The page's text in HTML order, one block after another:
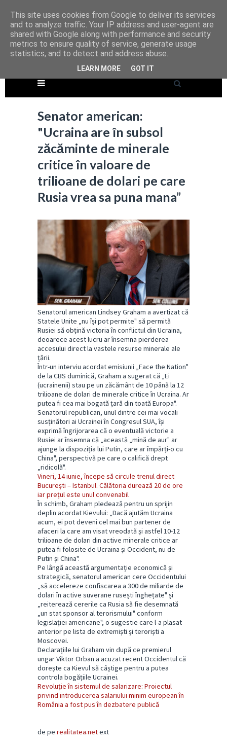
Senator american:
"Ucraina are în subsol
zăcăminte de minerale
critice în valoare de
trilioane de dolari pe care
Rusia vrea sa puna mana”
Senatorul american Lindsey Graham a avertizat că
Statele Unite „nu își pot permite" să permită
Rusiei să obțină victoria în conflictul din Ucraina,
deoarece acest lucru ar însemna pierderea
accesului direct la vastele resurse minerale ale
țării.
Într-un interviu acordat emisiunii „Face the Nation"
de la CBS duminică, Graham a sugerat că „Ei
(ucrainenii) stau pe un zăcământ de 10 până la 12
trilioane de dolari de minerale critice în Ucraina. Ar
putea fi cea mai bogată țară din toată Europa".
Senatorul republican, unul dintre cei mai vocali
susținători ai Ucrainei în Congresul SUA, își
exprimă îngrijorarea că o eventuală victorie a
Rusiei ar însemna că „această „mină de aur" ar
ajunge la dispoziția lui Putin, care ar împărți-o cu
China", perspectivă pe care o califică drept
„ridicolă".
Vineri, 14 iunie, începe să circule trenul direct
București – Istanbul. Călătoria durează 20 de ore
iar prețul este unul convenabil
În schimb, Graham pledează pentru un sprijin
deplin acordat Kievului: „Dacă ajutăm Ucraina
acum, ei pot deveni cel mai bun partener de
afaceri la care am visat vreodată și astfel 10-12
trilioane de dolari din active minerale critice ar
putea fi folosite de Ucraina și Occident, nu de
Putin și China".
Pe lângă această argumentație economică și
strategică, senatorul american cere Occidentului
„să accelereze confiscarea a 300 de miliarde de
dolari în active suverane rusești înghețate" și
„reiterează cererile ca Rusia să fie desemnată
„un stat sponsor al terorismului" conform
legislației americane", o sugestie care l-a plasat
anterior pe lista de extremiști și teroriști a
Moscovei.
Declarațiile lui Graham vin după ce premierul
ungar Viktor Orban a acuzat recent Occidentul că
dorește ca Kievul să câștige pentru a putea
controla bogățiile Ucrainei.
Revoluție în sistemul de salarizare: Proiectul
privind introducerea salariului minim european în
România a fost pus în dezbatere publică
de pe realitatea.netext
This site uses cookies from Google to deliver its services
and to analyze traffic. Your IP address and user-agent are
shared with Google along with performance and security
metrics to ensure quality of service, generate usage
statistics, and to detect and address abuse.
LEARN MORE GOT IT